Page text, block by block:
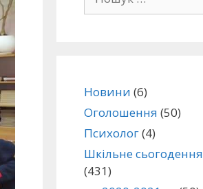
Новини (6)
Оголошення (50)
Психолог(4)
Шкільне сьогодення
(431)